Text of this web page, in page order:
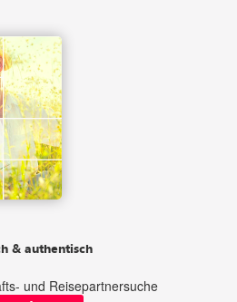
& authentisch
und Reisepartnersuche